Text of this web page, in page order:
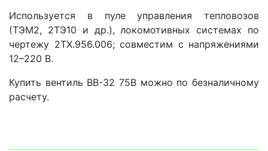
Используется в пуле управления тепловозов
(ТЭМ2, 2ТЭ10 и др.), локомотивных системах по
чертежу 2ТХ.956.006; совместим с напряжениями
12–220 В.
Купить вентиль ВВ-32 75В можно по безналичному
расчету.